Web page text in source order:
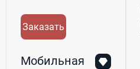
Заказать
Мобильная